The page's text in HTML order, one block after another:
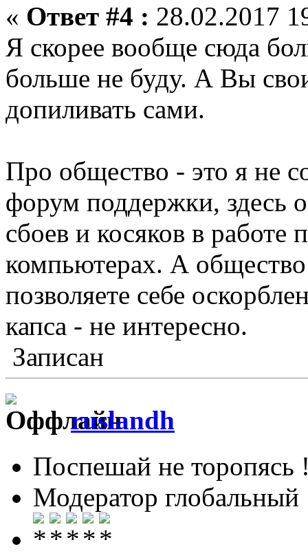
« Ответ #4 : 28.02.2017
Я скорее вообще сюда
больше не буду. А Вы
допиливать сами.
Про общество - это я не
форум поддержки, здесь
сбоев и косяков в работе
компьютерах. А
позволяете себе
капса - не интересно.
Записан
ruslandh
Поспешай не торопясь
Модератор глобальный